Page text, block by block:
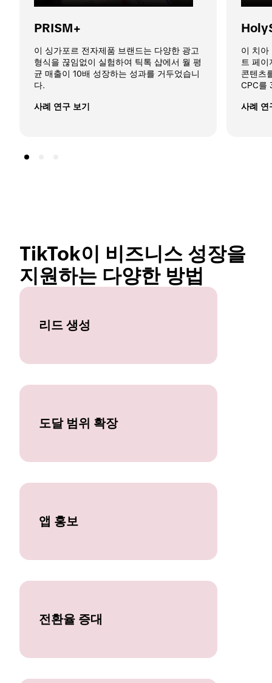
PRISM+
이 싱가포르 전자제품 브랜드는 다양한 광고
형식을 끊임없이 실험하여 틱톡 샵에서 월 평
균 매출이 10배 성장하는 성과를 거두었습니
다.
사례 연구 보기
이 치아
트 페이
콘텐츠
CPC를
사례 연
TikTok이 비즈니스 성장을
지원하는 다양한 방법
리드 생성
도달 범위 확장
앱 홍보
전환율 증대